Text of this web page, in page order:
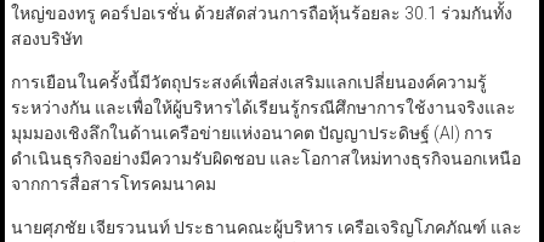
ใหญ่ของทรู คอร์ปอเรชั่น ด้วยสัดส่วนการถือหุ้นร้อยละ 30.1 ร่วมกันทั้ง
สองบริษัท
การเยือนในครั้งนี้มีวัตถุประสงค์เพื่อส่งเสริมแลกเปลี่ยนองค์ความรู้
ระหว่างกัน และเพื่อให้ผู้บริหารได้เรียนรู้กรณีศึกษาการใช้งานจริงและ
มุมมองเชิงลึกในด้านเครือข่ายแห่งอนาคต ปัญญาประดิษฐ์ (AI) การ
ดำเนินธุรกิจอย่างมีความรับผิดชอบ และโอกาสใหม่ทางธุรกิจนอกเหนือ
จากการสื่อสารโทรคมนาคม
นายศุภชัย เจียรวนนท์ ประธานคณะผู้บริหาร เครือเจริญโภคภัณฑ์ และ